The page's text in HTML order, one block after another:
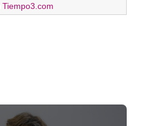
Tiempo3.com